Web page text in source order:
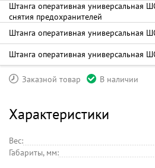
Штанга оперативная универсальная
снятия предохранителей
Штанга оперативная универсальная
Штанга оперативная универсальная
Заказной товар В наличии
Характеристики
Вес:
Габариты, мм: